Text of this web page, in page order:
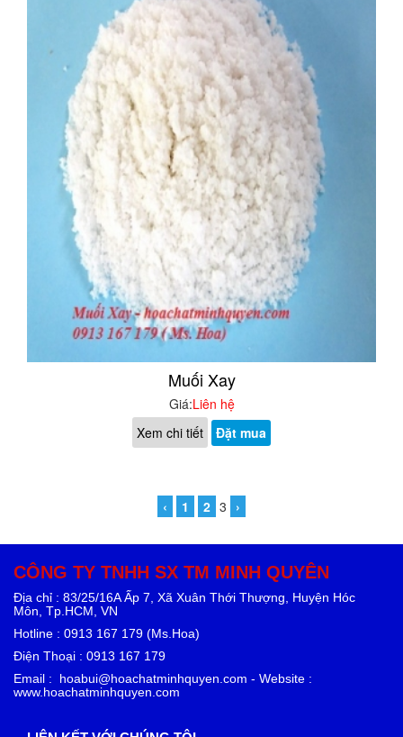
Muối Xay
Giá:Liên hệ
Xem chi tiết
Đặt mua
‹ 1 2 3 ›
CÔNG TY TNHH SX TM MINH QUYÊN
Địa chỉ : 83/25/16A Ấp 7, Xã Xuân Thới Thượng, Huyện Hóc
Môn, Tp.HCM, VN
Hotline : 0913 167 179 (Ms.Hoa)
Điện Thoại : 0913 167 179
Email : hoabui@hoachatminhquyen.com - Website :
www.hoachatminhquyen.com